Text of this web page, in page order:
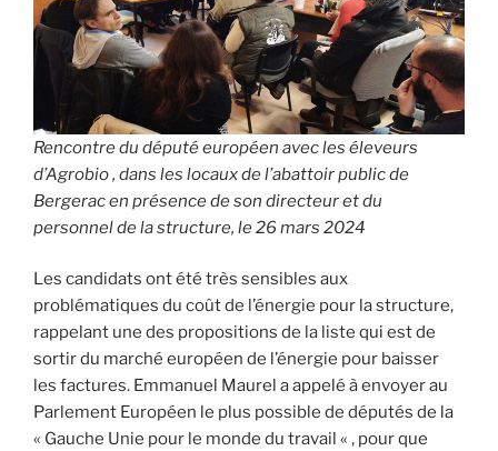
Rencontre du député européen avec les éleveurs
d’Agrobio , dans les locaux de l’abattoir public de
Bergerac en présence de son directeur et du
personnel de la structure, le 26 mars 2024
Les candidats ont été très sensibles aux
problématiques du coût de l’énergie pour la structure,
rappelant une des propositions de la liste qui est de
sortir du marché européen de l’énergie pour baisser
les factures. Emmanuel Maurel a appelé à envoyer au
Parlement Européen le plus possible de députés de la
« Gauche Unie pour le monde du travail « , pour que